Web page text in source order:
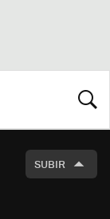
SUBIR